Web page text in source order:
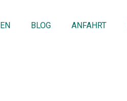
BLOG ANFAHRT